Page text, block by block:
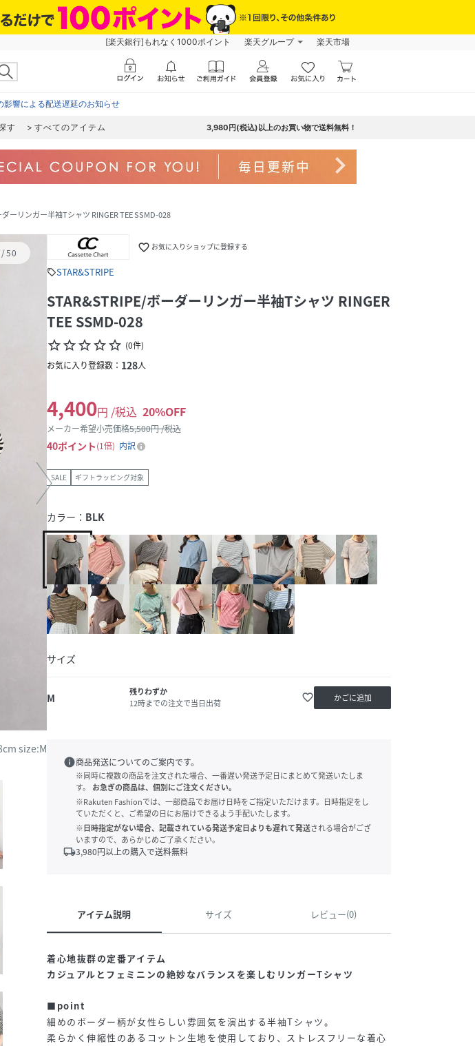
[楽天銀行]もれなく1000ポイント 楽天グループ 楽天市場
影響による配送遅延のお知らせ
す すべてのアイテム 3,980円(税込)以上のお買い物で送料無料！
navigate_next
ーリンガー半袖Tシャツ RINGER TEE SSMD-028
/50
size:M
favorite_border お気に入りショップに登録する
sellSTAR&STRIPE
STAR&STRIPE/ボーダーリンガー半袖Tシャツ RINGER
TEE SSMD-028
star_borderstar_borderstar_borderstar_borderstar_border (0件)
お気に入り登録数： 128人
4,400円 /税込 20%OFF
メーカー希望小売価格5,500円 /税込
40ポイント 1倍 内訳
SALE ギフトラッピング対象
カラー： BLK
サイズ
M
残りわずか
12時までの注文で当日出荷
favorite_border かごに追加
info商品発送についてのご案内です。
※同時に複数の商品を注文された場合、一番遅い発送予定日にまとめて発送いたしま
す。
お急ぎの商品は、個別にご注文ください。
※Rakuten Fashionでは、一部商品でお届け日時をご指定いただけます。日時指定をし
ていただくと、ご希望の日にお届けできるよう手配いたします。
※日時指定がない場合、記載されている発送予定日よりも遅れて発送される場合がござ
いますので、あらかじめご了承ください。
local_shipping3,980円以上の購入で送料無料
アイテム説明 サイズ レビュー(0)
着心地抜群の定番アイテム
カジュアルとフェミニンの絶妙なバランスを楽しむリンガーTシャツ
■point
細めのボーダー柄が女性らしい雰囲気を演出する半袖Tシャツ。
柔らかく伸縮性のあるコットン生地を使用しており、ストレスフリーな着心